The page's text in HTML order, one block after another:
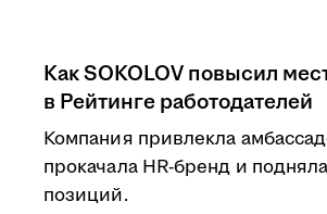
Как SOKOLOV повысил
в Рейтинге работодателей
Компания привлекла
прокачала HR-бренд и
позиций.